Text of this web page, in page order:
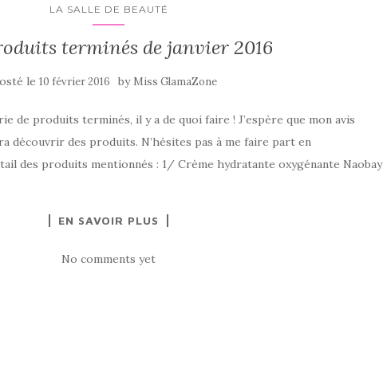
LA SALLE DE BEAUTÉ
terminés de janvier 2016
le10 février 2016 by Miss GlamaZone
de produits terminés, il y a de quoi faire ! J’espère que mon avis
découvrir des produits. N’hésites pas à me faire part en
des produits mentionnés : 1/ Crème hydratante oxygénante Naobay
EN SAVOIR PLUS
No comments yet